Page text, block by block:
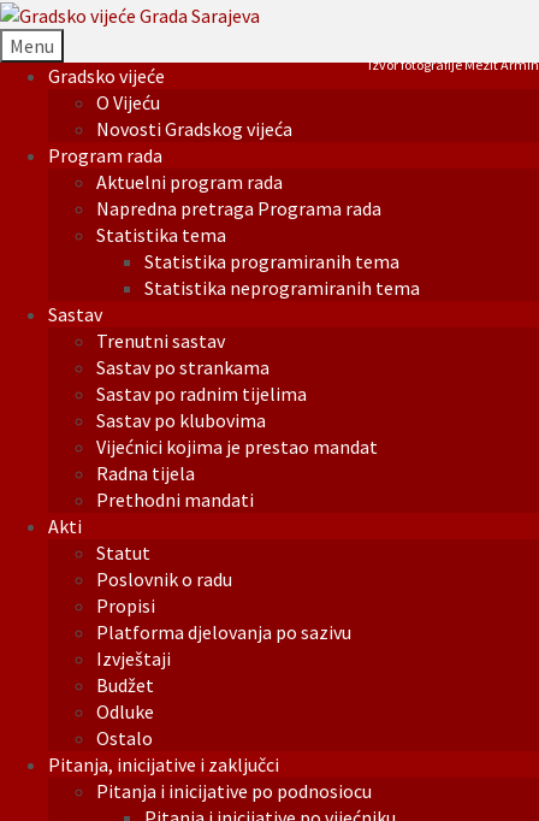
Menu
Gradsko vijeće
O Vijeću
Novosti Gradskog vijeća
Program rada
Aktuelni program rada
Napredna pretraga Programa rada
Statistika tema
Statistika programiranih tema
Statistika neprogramiranih tema
Sastav
Trenutni sastav
Sastav po strankama
Sastav po radnim tijelima
Sastav po klubovima
Vijećnici kojima je prestao mandat
Radna tijela
Prethodni mandati
Akti
Statut
Poslovnik o radu
Propisi
Platforma djelovanja po sazivu
Izvještaji
Budžet
Odluke
Ostalo
Pitanja, inicijative i zaključci
Pitanja i inicijative po podnosiocu
Izvor fotografije Mezit Armin